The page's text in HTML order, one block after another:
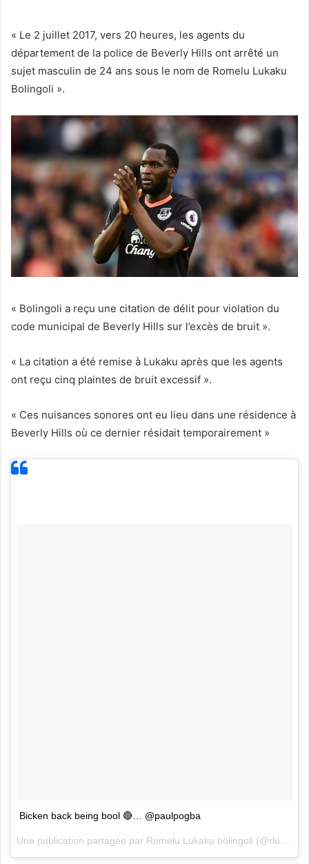
« Le 2 juillet 2017, vers 20 heures, les agents du
département de la police de Beverly Hills ont arrêté un
sujet masculin de 24 ans sous le nom de Romelu Lukaku
Bolingoli ».
« Bolingoli a reçu une citation de délit pour violation du
code municipal de Beverly Hills sur l’excès de bruit ».
« La citation a été remise à Lukaku après que les agents
ont reçu cinq plaintes de bruit excessif ».
« Ces nuisances sonores ont eu lieu dans une résidence à
Beverly Hills où ce dernier résidait temporairement »
Bicken back being bool 🔴… @paulpogba